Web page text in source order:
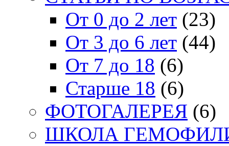
От 0 до 2 лет (23)
От 3 до 6 лет (44)
От 7 до 18 (6)
Старше 18 (6)
ФОТОГАЛЕРЕЯ (6)
ШКОЛА